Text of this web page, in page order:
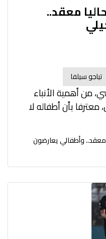
معقد..
تياجو سيلفا
من أهمية الأنباء
بأن أطفاله لا
معقد.. وأطفالي يعارضون